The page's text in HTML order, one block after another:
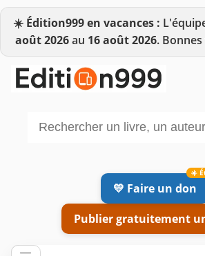
☀️ Édition999 en vacances :
août 2026au 16 août 2026.
💛 Faire un don
Publier gratuitement